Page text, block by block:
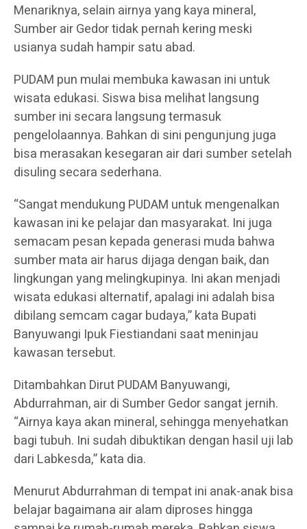
Menariknya, selain airnya yang kaya mineral,
Sumber air Gedor tidak pernah kering meski
usianya sudah hampir satu abad.
PUDAM pun mulai membuka kawasan ini untuk
wisata edukasi. Siswa bisa melihat langsung
sumber ini secara langsung termasuk
pengelolaannya. Bahkan di sini pengunjung juga
bisa merasakan kesegaran air dari sumber setelah
disuling secara sederhana.
“Sangat mendukung PUDAM untuk mengenalkan
kawasan ini ke pelajar dan masyarakat. Ini juga
semacam pesan kepada generasi muda bahwa
sumber mata air harus dijaga dengan baik, dan
lingkungan yang melingkupinya. Ini akan menjadi
wisata edukasi alternatif, apalagi ini adalah bisa
dibilang semcam cagar budaya,” kata Bupati
Banyuwangi Ipuk Fiestiandani saat meninjau
kawasan tersebut.
Ditambahkan Dirut PUDAM Banyuwangi,
Abdurrahman, air di Sumber Gedor sangat jernih.
“Airnya kaya akan mineral, sehingga menyehatkan
bagi tubuh. Ini sudah dibuktikan dengan hasil uji lab
dari Labkesda,” kata dia.
Menurut Abdurrahman di tempat ini anak-anak bisa
belajar bagaimana air alam diproses hingga